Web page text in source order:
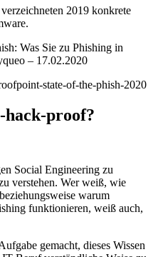
2019 konkrete
Was Sie zu Phishing in
– 17.02.2020
state-of-the-phish-2020
proof?
Social Engineering zu
verstehen. Wer weiß, wie
warum
funktionieren, weiß auch,
gemacht, dieses Wissen